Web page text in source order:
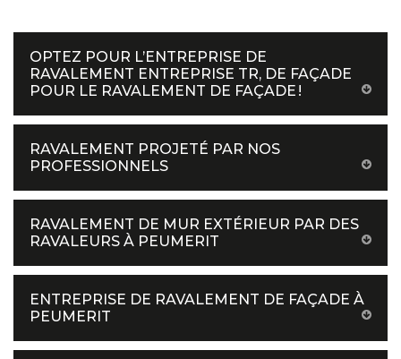
OPTEZ POUR L’ENTREPRISE DE
RAVALEMENT ENTREPRISE TR, DE FAÇADE
POUR LE RAVALEMENT DE FAÇADE !
RAVALEMENT PROJETÉ PAR NOS
PROFESSIONNELS
RAVALEMENT DE MUR EXTÉRIEUR PAR DES
RAVALEURS À PEUMERIT
ENTREPRISE DE RAVALEMENT DE FAÇADE À
PEUMERIT